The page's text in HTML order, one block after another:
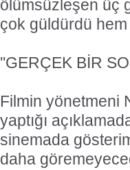
ölümsüzleşen üç
çok güldürdü
''GERÇEK BİR
Filmin yönetmeni
yaptığı
sinemada
daha